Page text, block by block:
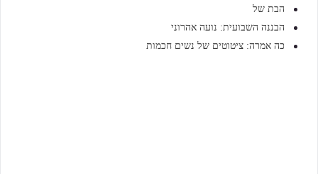
הבת של
הבננה השבועית: נועה אהרוני
כה אמרה: ציטוטים של נשים חכמות